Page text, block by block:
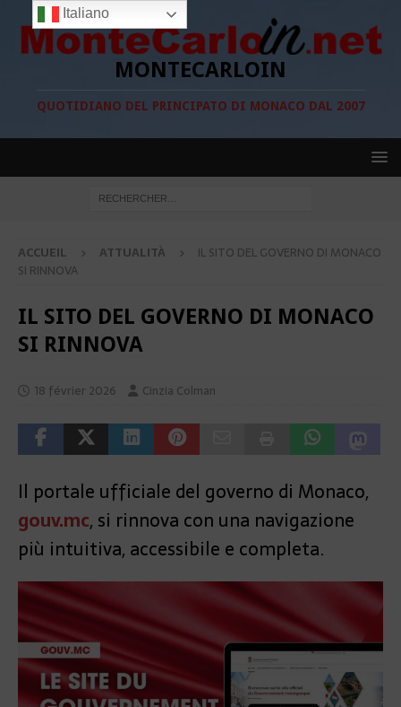
MONTECARLOIN
QUOTIDIANO DEL PRINCIPATO DI MONACO DAL 2007
ACCUEIL ATTUALITÀ
IL SITO DEL GOVERNO DI MONACO
SI RINNOVA
IL SITO DEL GOVERNO DI MONACO
SI RINNOVA
18 février 2026 Cinzia Colman
Il portale ufficiale del governo di Monaco,
gouv.mc, si rinnova con una navigazione
più intuitiva, accessibile e completa.
Italiano